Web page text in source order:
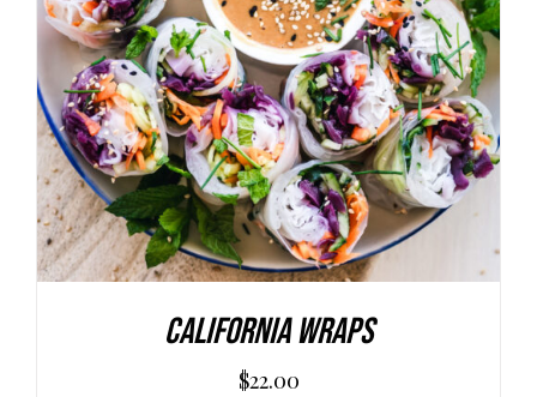
AGGIUNGI AL CARRELLO / DETAILS
California Wraps
$22.00